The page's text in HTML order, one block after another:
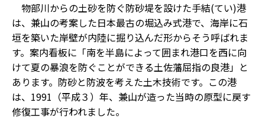
物部川からの土砂を防ぐ防砂堤を設けた手結(てい)港
は、兼山の考案した日本最古の堀込み式港で、海岸に石
垣を築いた岸壁が内陸に掘り込んだ形からそう呼ばれま
す。案内看板に「南を半島によって囲まれ港口を西に向
けて夏の暴浪を防ぐことができる土佐藩屈指の良港」と
あります。防砂と防波を考えた土木技術です。この港
は、1991（平成３）年、兼山が造った当時の原型に戻す
修復工事が行われました。